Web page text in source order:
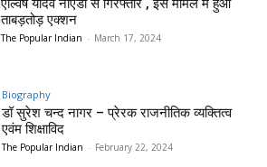
एल्विष यादव नोएडा से गिरफ्तार , इस मामले में हुआ
ताबड़तोड़ एक्शन
The Popular Indian - March 17, 2024
Biography
डॉ सुरेश चन्द नागर – प्रेरक राजनीतिक व्यक्तित्व
एवंम शिक्षाविद
The Popular Indian - February 22, 2024